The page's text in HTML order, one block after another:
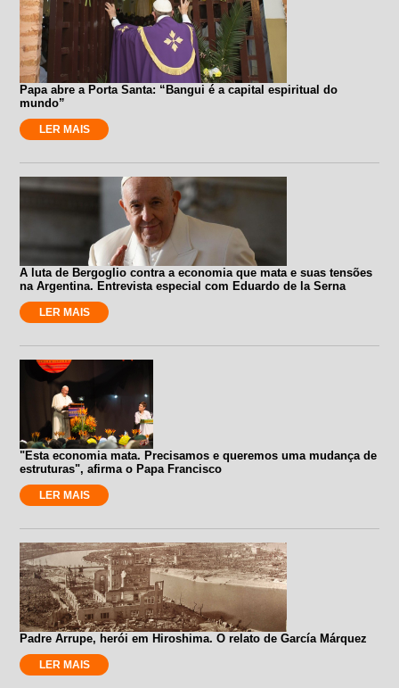
Papa abre a Porta Santa: “Bangui é a capital espiritual do
mundo”
LER MAIS
A luta de Bergoglio contra a economia que mata e suas tensões
na Argentina. Entrevista especial com Eduardo de la Serna
LER MAIS
"Esta economia mata. Precisamos e queremos uma mudança de
estruturas", afirma o Papa Francisco
LER MAIS
Padre Arrupe, herói em Hiroshima. O relato de García Márquez
LER MAIS